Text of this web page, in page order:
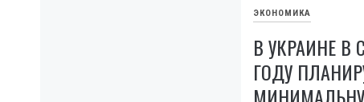
ЭКОНОМИКА
В УКРАИНЕ
ГОДУ